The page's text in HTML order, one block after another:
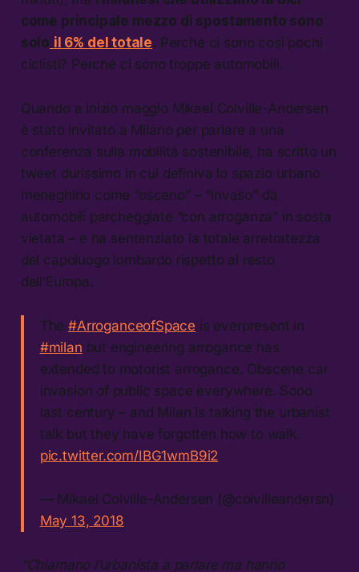
come principale mezzo di spostamento sono
solo il 6% del totale. Perché ci sono così pochi
ciclisti? Perché ci sono troppe automobili.
Quando a inizio maggio Mikael Colville-Andersen
è stato invitato a Milano per parlare a una
conferenza sulla mobilità sostenibile, ha scritto un
tweet durissimo in cui definiva lo spazio urbano
meneghino come “osceno” – “invaso” da
automobili parcheggiate “con arroganza” in sosta
vietata – e ha sentenziato la totale arretratezza
del capoluogo lombardo rispetto al resto
dell’Europa.
The#ArroganceofSpace is everpresent in
#milan but engineering arrogance has
extended to motorist arrogance. Obscene car
invasion of public space everywhere. Sooo
last century – and Milan is talking the urbanist
talk but they have forgotten how to walk.
pic.twitter.com/IBG1wmB9i2
— Mikael Colville-Andersen (@colvilleandersn)
May 13, 2018
“Chiamano l’urbanista a parlare ma hanno